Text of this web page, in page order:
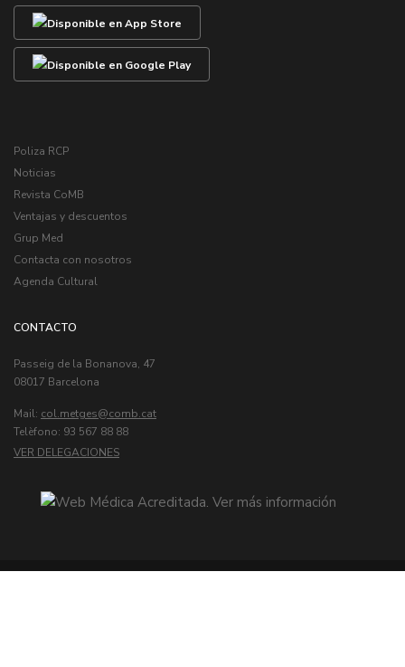
Poliza RCP
Noticias
Revista CoMB
Ventajas y descuentos
Grup Med
Contacta con nosotros
Agenda Cultural
CONTACTO
Passeig de la Bonanova, 47
08017 Barcelona
Mail: col.metges
Telèfono: 93 567 88 88
VER DELEGACIONES